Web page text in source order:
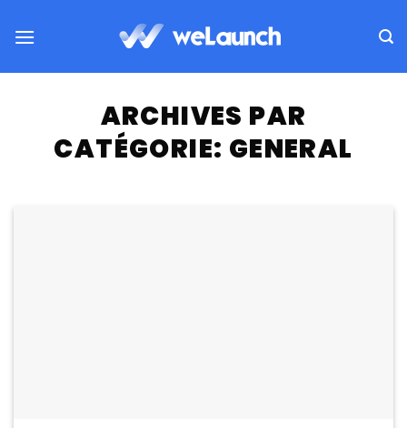
au
ARCHIVES PAR
CATÉGORIE: GENERAL